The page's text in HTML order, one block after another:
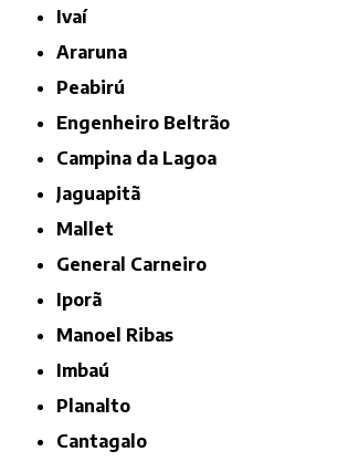
Ivaí
Araruna
Peabirú
Engenheiro Beltrão
Campina da Lagoa
Jaguapitã
Mallet
General Carneiro
Iporã
Manoel Ribas
Imbaú
Planalto
Cantagalo